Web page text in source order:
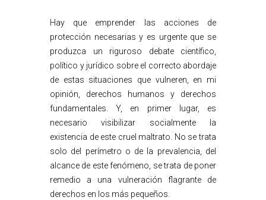
Hay que emprender las acciones de
protección necesarias y es urgente que se
produzca un riguroso debate científico,
político y jurídico sobre el correcto abordaje
de estas situaciones que vulneren, en mi
opinión, derechos humanos y derechos
fundamentales. Y, en primer lugar, es
necesario visibilizar socialmente la
existencia de este cruel maltrato. No se trata
solo del perímetro o de la prevalencia, del
alcance de este fenómeno, se trata de poner
remedio a una vulneración flagrante de
derechos en los más pequeños.